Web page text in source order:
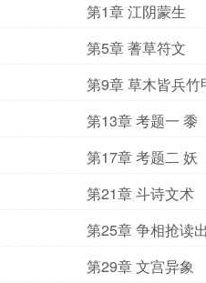
第1章 江阴蒙生
第5章 蓍草符文
第9章 草木皆兵竹
第13章 考题一 黍
第17章 考题二 妖
第21章 斗诗文术
第25章 争相抢读
第29章 文宫异象